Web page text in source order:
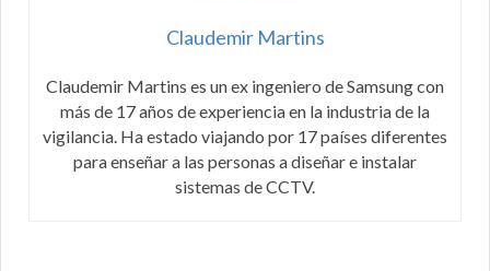
Claudemir Martins
Claudemir Martins es un ex ingeniero de Samsung con
más de 17 años de experiencia en la industria de la
vigilancia. Ha estado viajando por 17 países diferentes
para enseñar a las personas a diseñar e instalar
sistemas de CCTV.